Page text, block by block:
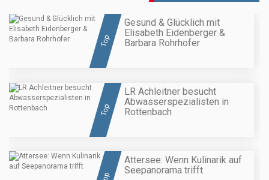
Top
Gesund & Glücklich mit
Elisabeth Eidenberger &
Barbara Rohrhofer
Top
LR Achleitner besucht
Abwasserspezialisten in
Rottenbach
Attersee: Wenn Kulinarik auf
Seepanorama trifft